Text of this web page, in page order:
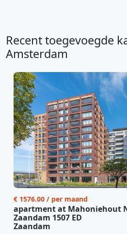
Recent toegevoegde
Amsterdam
€ 1576.00 / per maand
apartment at Mahoniehout
Zaandam 1507 ED
Zaandam